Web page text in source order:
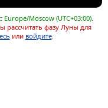
Moscow (UTC+03:00).
рассчитать фазу Луны для
или войдите.